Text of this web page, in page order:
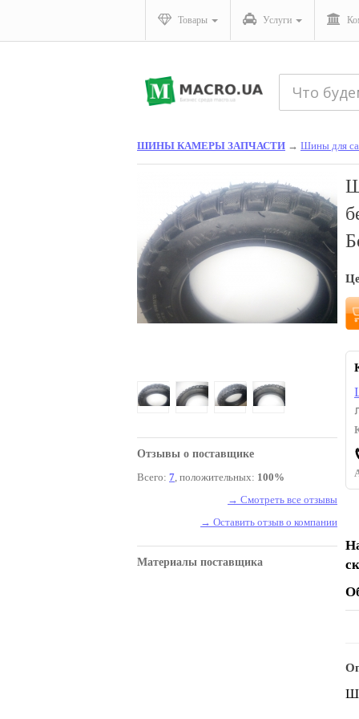
Товары Услуги
ШИНЫ КАМЕРЫ ЗАПЧАСТИ → Шины для
Отзывы о поставщике
Всего: 7, положительных: 100%
→ Смотреть все отзывы
→ Оставить отзыв о компании
Материалы поставщика